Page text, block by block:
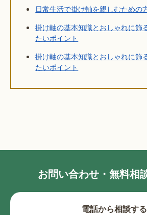
日常生活で掛け軸を親しむための
掛け軸の基本知識とおしゃれに飾
たいポイント
掛け軸の基本知識とおしゃれに飾
たいポイント
お問い合わせ・無料相
電話から相談する